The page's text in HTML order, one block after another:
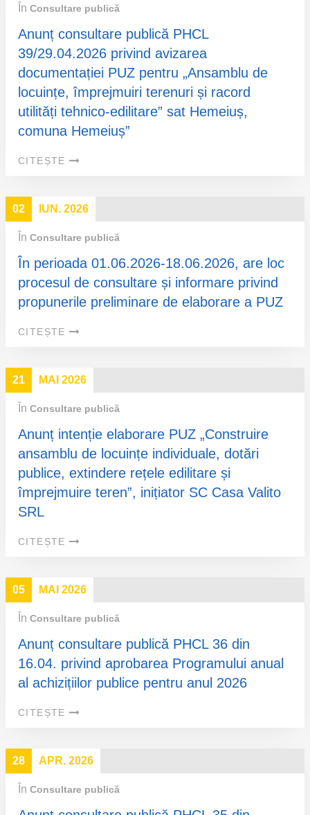
În Consultare publică
Anunț consultare publică PHCL
39/29.04.2026 privind avizarea
documentației PUZ pentru „Ansamblu de
locuințe, împrejmuiri terenuri și racord
utilități tehnico-edilitare” sat Hemeiuș,
comuna Hemeiuș”
CITEȘTE
02 IUN. 2026
În Consultare publică
În perioada 01.06.2026-18.06.2026, are loc
procesul de consultare și informare privind
propunerile preliminare de elaborare a PUZ
CITEȘTE
21 MAI 2026
În Consultare publică
Anunț intenție elaborare PUZ „Construire
ansamblu de locuințe individuale, dotări
publice, extindere rețele edilitare și
împrejmuire teren”, inițiator SC Casa Valito
SRL
CITEȘTE
05 MAI 2026
În Consultare publică
Anunț consultare publică PHCL 36 din
16.04. privind aprobarea Programului anual
al achizițiilor publice pentru anul 2026
CITEȘTE
28 APR. 2026
În Consultare publică